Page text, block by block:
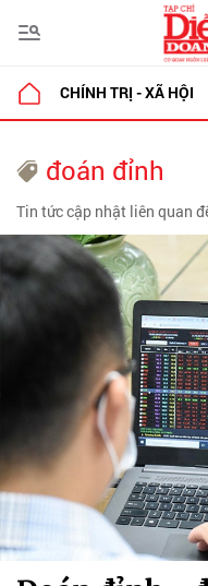
CHÍNH TRỊ - XÃ HỘI
đoán đỉnh
Tin tức cập nhật liên quan